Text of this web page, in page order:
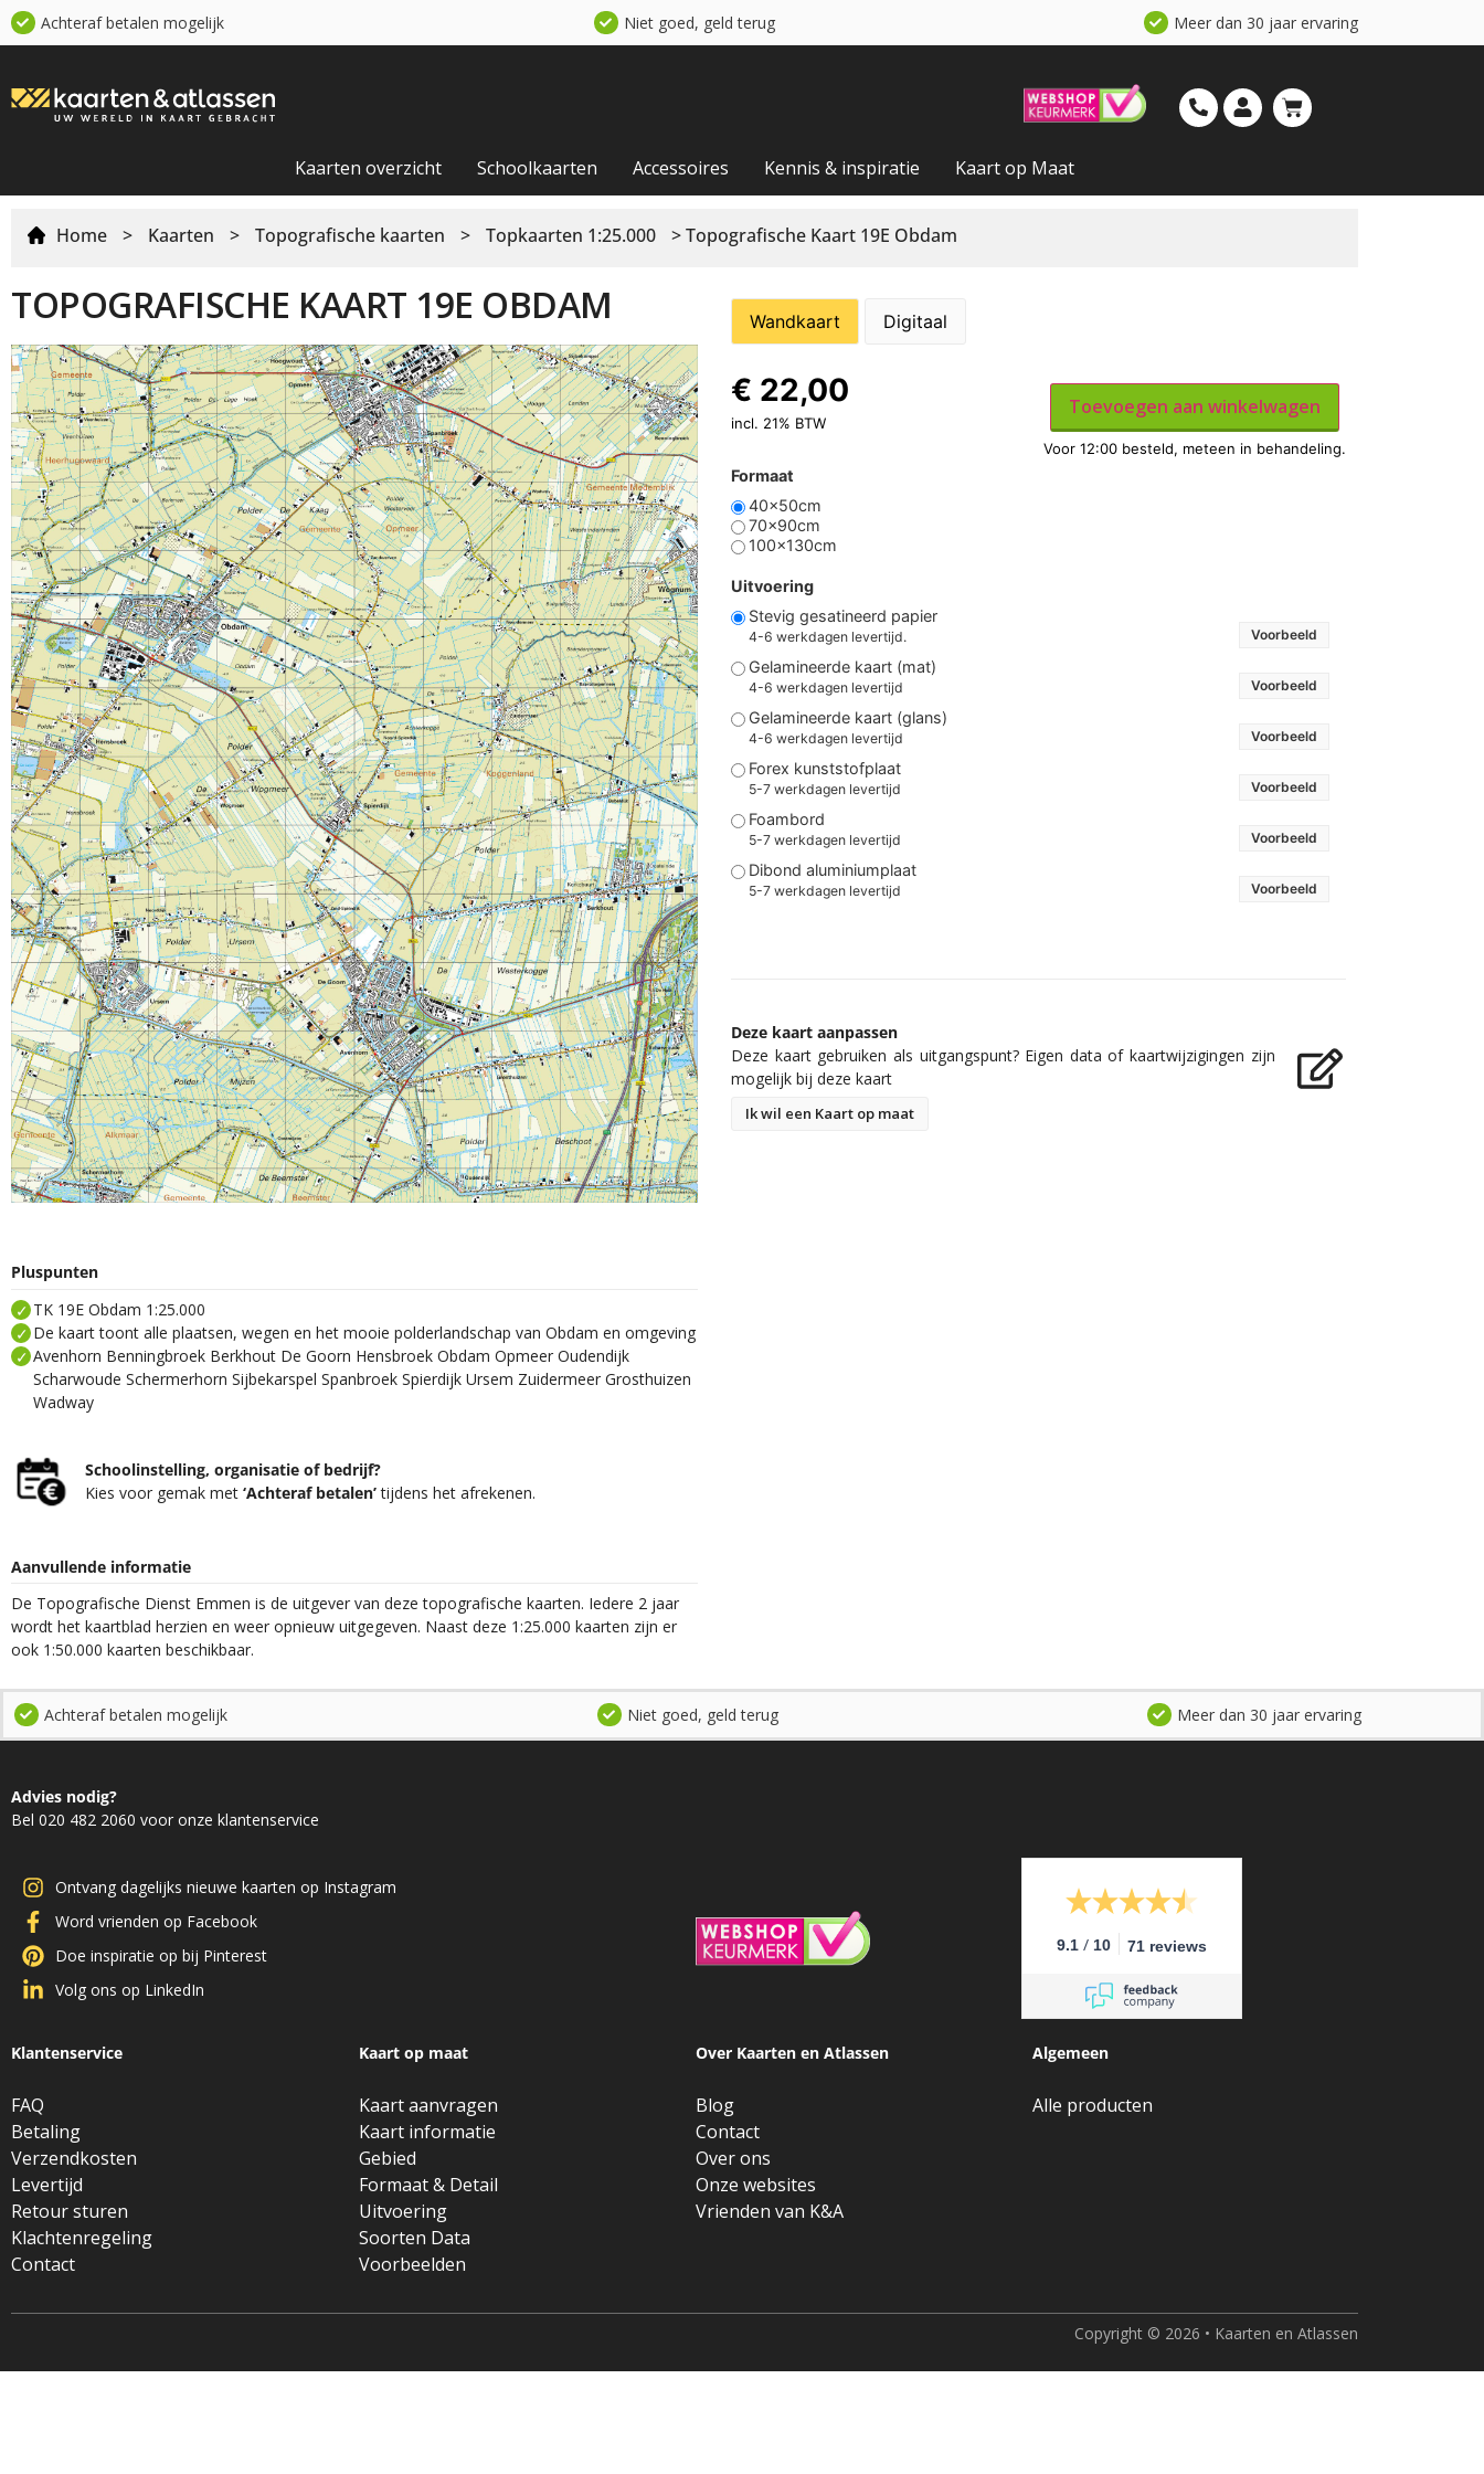
Achteraf betalen mogelijk Niet goed, geld terug Meer dan 30 jaar ervaring
Kaarten overzicht Schoolkaarten Accessoires Kennis & inspiratie Kaart op Maat
Home > Kaarten > Topografische kaarten > Topkaarten 1:25.000 > Topografische Kaart 19E Obdam
TOPOGRAFISCHE KAART 19E OBDAM
Pluspunten
TK 19E Obdam 1:25.000
De kaart toont alle plaatsen, wegen en het mooie polderlandschap van Obdam en omgeving
Avenhorn Benningbroek Berkhout De Goorn Hensbroek Obdam Opmeer Oudendijk
Scharwoude Schermerhorn Sijbekarspel Spanbroek Spierdijk Ursem Zuidermeer Grosthuizen
Wadway
Schoolinstelling, organisatie of bedrijf?
Kies voor gemak met‘Achteraf betalen’tijdens het afrekenen.
Aanvullende informatie
De Topografische Dienst Emmen is de uitgever van deze topografische kaarten. Iedere 2 jaar
wordt het kaartblad herzien en weer opnieuw uitgegeven. Naast deze 1:25.000 kaarten zijn er
ook 1:50.000 kaarten beschikbaar.
Wandkaart Digitaal
Formaat
40x50cm
70x90cm
100x130cm
Uitvoering
Stevig gesatineerd papier
4-6 werkdagen levertijd. Voorbeeld
Gelamineerde kaart (mat)
4-6 werkdagen levertijd Voorbeeld
Gelamineerde kaart (glans)
4-6 werkdagen levertijd Voorbeeld
Forex kunststofplaat
5-7 werkdagen levertijd Voorbeeld
Foambord
5-7 werkdagen levertijd Voorbeeld
Dibond aluminiumplaat
5-7 werkdagen levertijd Voorbeeld
€ 22,00
incl. 21% BTW
Toevoegen aan winkelwagen
Deze kaart aanpassen
Deze kaart gebruiken als uitgangspunt? Eigen data of kaartwijzigingen zijn
mogelijk bij deze kaart
Ik wil een Kaart op maat
Achteraf betalen mogelijk Niet goed, geld terug Meer dan 30 jaar ervaring
Advies nodig?
Bel 020 482 2060 voor onze klantenservice
Ontvang dagelijks nieuwe kaarten op Instagram
Word vrienden op Facebook
Doe inspiratie op bij Pinterest
Volg ons op LinkedIn
9.1 / 10 71 reviews
Klantenservice
FAQ
Betaling
Verzendkosten
Levertijd
Retour sturen
Klachtenregeling
Contact
Kaart op maat
Kaart aanvragen
Kaart informatie
Gebied
Formaat & Detail
Uitvoering
Soorten Data
Voorbeelden
Over Kaarten en Atlassen
Blog
Contact
Over ons
Onze websites
Vrienden van K&A
Algemeen
Alle producten
Copyright © 2026 • Kaarten en Atlassen